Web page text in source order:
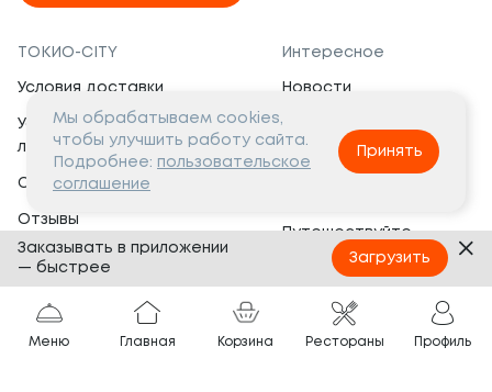
ТОКИО-CITY
Условия доставки
Условия программы
лояльности
Сертификаты
Отзывы
Банкеты
Вопросы и ответы
Интересное
Новости
Вакансии
Социальная жизнь
Путешествуйте
с ТОКИО-CITY
Партнёрам
Франшиза
Меню Главная Корзина Рестораны Профиль
Мы обрабатываем cookies,
чтобы улучшить работу сайта.
Подробнее: пользовательское
соглашение
Принять
Заказывать в приложении
— быстрее
Загрузить